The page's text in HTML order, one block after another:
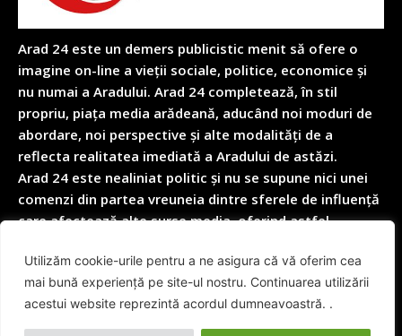
Utilizăm cookie-urile pentru a ne asigura că vă oferim cea
mai bună experiență pe site-ul nostru. Continuarea utilizării
acestui website reprezintă acordul dumneavoastră. .
Arad 24 este un demers publicistic menit să ofere o
imagine on-line a vieții sociale, politice, economice și
nu numai a Aradului. Arad 24 completează, în stil
propriu, piața media arădeană, aducând noi moduri de
abordare, noi perspective și alte modalități de a
reflecta realitatea imediată a Aradului de astăzi.
Arad 24 este nealiniat politic și nu se supune nici unei
comenzi din partea vreuneia dintre sferele de influență
care afectează alte surse media, oferind astfel
a realității cotidiene.